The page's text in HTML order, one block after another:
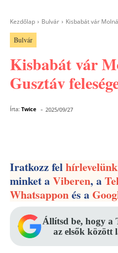
Kezdőlap Bulvár Kisbabát vár
Bulvár
Kisbabát vár
Gusztáv
Írta: Twice - 2025/09/27
Iratkozz fel
minket aViberen, a
Whatsapponés a
Állítsd be, hogy a
az elsők között